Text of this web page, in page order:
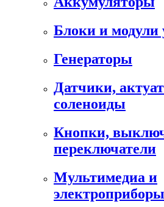
Блоки и модули
Генераторы
Датчики,
соленоиды
Кнопки,
переключатели
Мультимедиа и
электроприборы